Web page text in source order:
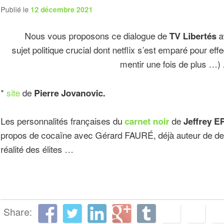
Publié le 12 décembre 2021
Nous vous proposons ce dialogue deTV Libertés
sujet politique crucial dont netflix s’est emparé pour
mentir une fois de plus …) .
* sitede Pierre Jovanovic.
Les personnalités françaises ducarnet noirdeJeffrey
propos de cocaïne avec Gérard FAURÉ, déjà auteur de
réalité des élites …
Share: